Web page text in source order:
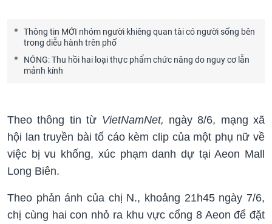
Thông tin MỚI nhóm người khiêng quan tài có người sống bên
trong diễu hành trên phố
NÓNG: Thu hồi hai loại thực phẩm chức năng do nguy cơ lẫn
mảnh kính
Theo thông tin từ VietNamNet, ngày 8/6, mạng xã
hội lan truyền bài tố cáo kèm clip của một phụ nữ về
việc bị vu khống, xúc phạm danh dự tại Aeon Mall
Long Biên.
Theo phản ánh của chị N., khoảng 21h45 ngày 7/6,
chị cùng hai con nhỏ ra khu vực cổng 8 Aeon để đặt